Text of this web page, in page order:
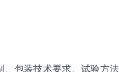
、包装技术要求、试验方